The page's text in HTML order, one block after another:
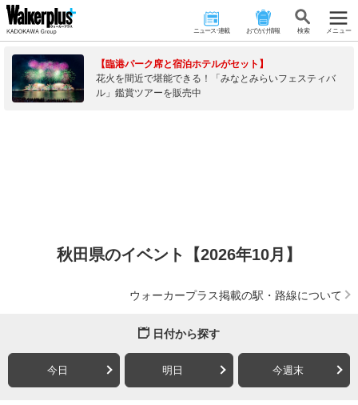
ニュース･連載 おでかけ情報 検 索 メニュー
【臨港パーク席と宿泊ホテルがセット】
花火を間近で堪能できる！「みなとみらいフェスティバ
ル」鑑賞ツアーを販売中
秋田県のイベント【2026年10月】
ウォーカープラス掲載の駅・路線について
日付から探す
今日 明日 今週末